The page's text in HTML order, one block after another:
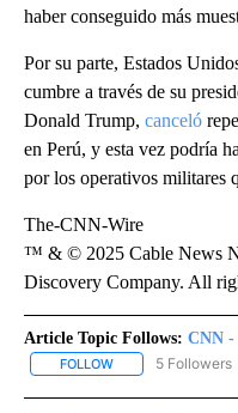
haber conseguido más
Por su parte, Estados
cumbre a través de su
Donald Trump, canceló
en Perú, y esta vez podría
por los operativos militares
The-CNN-Wire
™ & © 2025 Cable News
Discovery Company. All
Article Topic Follows: CNN -
FOLLOW FOLLOW "CNN -
5 Followers